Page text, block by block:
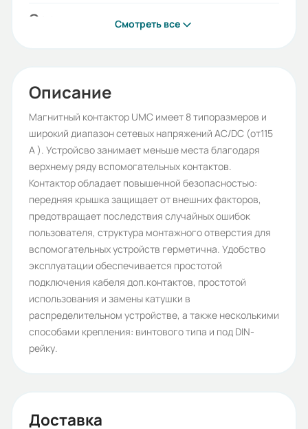
Серия:
HYUNDAI
Рабочее напряжение (В):
690
Номинальное напряжение
изоляции (В):
750
Номинальное импульсное
выдерживаемое напряжение (кВ):
8
Частота сети (Гц):
50
Номинальный ток (А):
1+1
Смотреть все
Описание
Магнитный контактор UMC имеет 8 типоразмеров и
широкий диапазон сетевых напряжений AC/DC (от115
A ). Устройсво занимает меньше места благодаря
верхнему ряду вспомогательных контактов.
Контактор обладает повышенной безопасностью:
передняя крышка защищает от внешних факторов,
предотвращает последствия случайных ошибок
пользователя, структура монтажного отверстия для
вспомогательных устройств герметична. Удобство
эксплуатации обеспечивается простотой
подключения кабеля доп.контактов, простотой
использования и замены катушки в
распределительном устройстве, а также несколькими
способами крепления: винтового типа и под DIN-
рейку.
Доставка